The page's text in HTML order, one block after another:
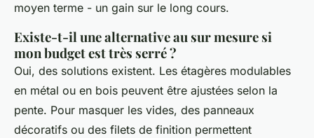
moyen terme - un gain sur le long cours.
Existe-t-il une alternative au sur mesure si
mon budget est très serré ?
Oui, des solutions existent. Les étagères modulables
en métal ou en bois peuvent être ajustées selon la
pente. Pour masquer les vides, des panneaux
décoratifs ou des filets de finition permettent